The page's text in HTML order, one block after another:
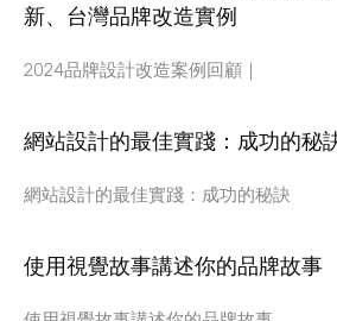
新、台灣品牌改造實例
2024品牌設計改造案例回顧｜
網站設計的最佳實踐：成功的秘
網站設計的最佳實踐：成功的秘訣
使用視覺故事講述你的品牌故事